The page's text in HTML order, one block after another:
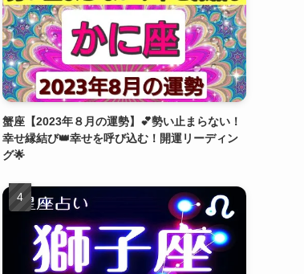
蟹座【2023年８月の運勢】💕勢い止まらない！
幸せ縁結び👑幸せを呼び込む！開運リーディン
グ🌟